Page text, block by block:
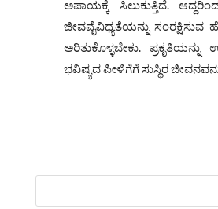
ಅಪಾಯಕ್ಕೆ ಸಿಲುಕುತ್ತಿದೆ.
ಜೀವವೈವಿಧ್ಯತೆಯನ್ನು ಸಂರಕ್ಷಿಸುವ
ಅರಿತುಕೊಳ್ಳಬೇಕು.
ಭವಿಷ್ಯದ ಪೀಳಿಗೆಗೆ ಸುಸ್ಥಿರ